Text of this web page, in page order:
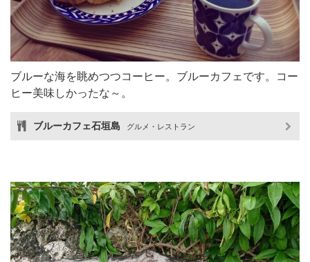
ブルーな海を眺めつつコーヒー。ブルーカフェです。コー
ヒー美味しかったな～。
ブルーカフェ石垣島 グルメ・レストラン